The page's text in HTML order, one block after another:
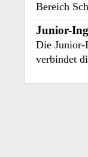
Bereich
Junior-
Die Junior-
verbindet